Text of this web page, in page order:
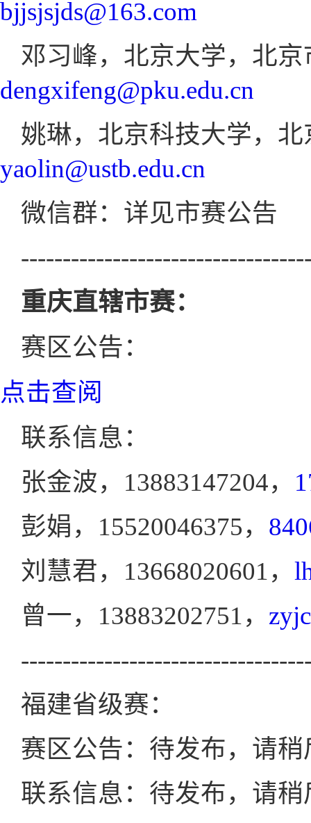
bjjsjsjds@163.com
邓习峰，北京大学，北京
dengxifeng@pku.edu.cn
姚琳，北京科技大学，北
yaolin@ustb.edu.cn
微信群：详见市赛公告
重庆直辖市赛：
赛区公告：
点击查阅
联系信息：
张金波，13883147204，
彭娟，15520046375，
刘慧君，13668020601，
曾一，13883202751，
福建省级赛：
赛区公告：待发布，请稍
联系信息：待发布，请稍